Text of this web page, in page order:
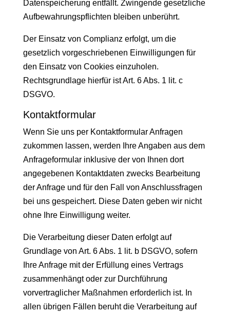
Datenspeicherung entfällt. Zwingende gesetzliche
Aufbewahrungspflichten bleiben unberührt.
Der Einsatz von Complianz erfolgt, um die
gesetzlich vorgeschriebenen Einwilligungen für
den Einsatz von Cookies einzuholen.
Rechtsgrundlage hierfür ist Art. 6 Abs. 1 lit. c
DSGVO.
Kontaktformular
Wenn Sie uns per Kontaktformular Anfragen
zukommen lassen, werden Ihre Angaben aus dem
Anfrageformular inklusive der von Ihnen dort
angegebenen Kontaktdaten zwecks Bearbeitung
der Anfrage und für den Fall von Anschlussfragen
bei uns gespeichert. Diese Daten geben wir nicht
ohne Ihre Einwilligung weiter.
Die Verarbeitung dieser Daten erfolgt auf
Grundlage von Art. 6 Abs. 1 lit. b DSGVO, sofern
Ihre Anfrage mit der Erfüllung eines Vertrags
zusammenhängt oder zur Durchführung
vorvertraglicher Maßnahmen erforderlich ist. In
allen übrigen Fällen beruht die Verarbeitung auf